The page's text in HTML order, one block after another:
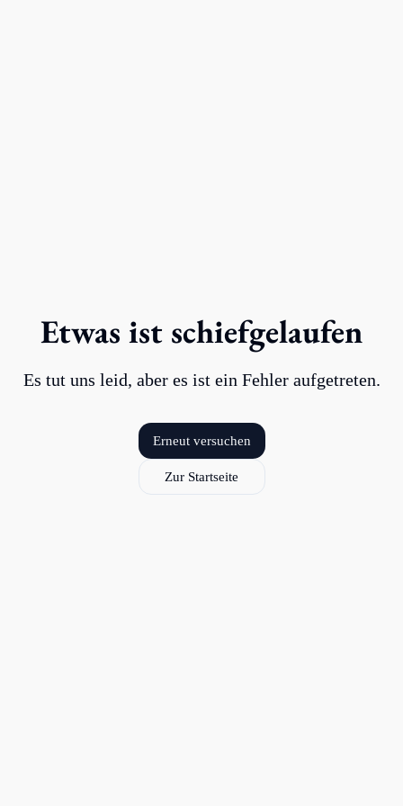
Etwas ist schiefgelaufen
Es tut uns leid, aber es ist ein Fehler aufgetreten.
Erneut versuchen
Zur Startseite